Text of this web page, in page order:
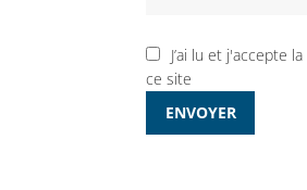
J’ai lu et j'accepte la
ce site
ENVOYER